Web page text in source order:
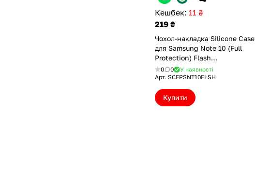
Кешбек: 11 ₴
219 ₴
Чохол-накладка Silicone Case
для Samsung Note 10 (Full
Protection) Flash
(SCFPSNT10FLSH)
0 0
У наявності
Арт. SCFPSNT10FLSH
Купити